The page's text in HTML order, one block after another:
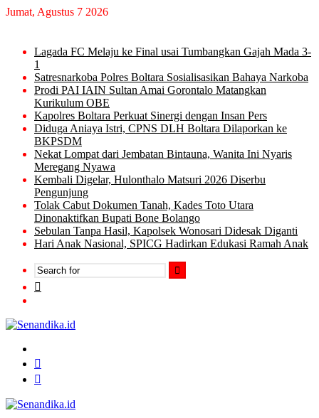
Jumat, Agustus 7 2026
Lagada FC Melaju ke Final usai Tumbangkan Gajah Mada 3-
1
Satresnarkoba Polres Boltara Sosialisasikan Bahaya Narkoba
Prodi PAI IAIN Sultan Amai Gorontalo Matangkan
Kurikulum OBE
Kapolres Boltara Perkuat Sinergi dengan Insan Pers
Diduga Aniaya Istri, CPNS DLH Boltara Dilaporkan ke
BKPSDM
Nekat Lompat dari Jembatan Bintauna, Wanita Ini Nyaris
Meregang Nyawa
Kembali Digelar, Hulonthalo Matsuri 2026 Diserbu
Pengunjung
Tolak Cabut Dokumen Tanah, Kades Toto Utara
Dinonaktifkan Bupati Bone Bolango
Sebulan Tanpa Hasil, Kapolsek Wonosari Didesak Diganti
Hari Anak Nasional, SPICG Hadirkan Edukasi Ramah Anak
Search